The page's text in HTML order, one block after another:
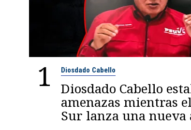
1 Diosdado Cabello
Diosdado Cabello
amenazas mientras
Sur lanza una